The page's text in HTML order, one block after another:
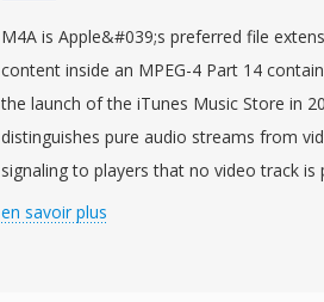
M4A is Apple&#039;s preferred file
content inside an MPEG-4 Part 14
the launch of the iTunes Music Store in
distinguishes pure audio streams from
signaling to players that no video track is
an M4A file most commonly wraps an
en savoir plus